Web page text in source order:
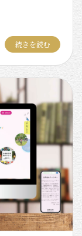
続きを読む